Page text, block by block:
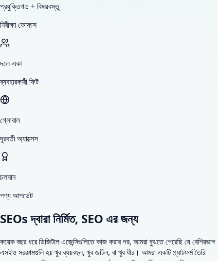
প্রযুক্তিগত + বিষয়বস্তু
নিরীক্ষা ফোকাস
দলে একা
ব্যবহারকারী ফিট
গ্লোবাল
দূরবর্তী অ্যাক্সেস
চলমান
পণ্য আপডেট
SEOs দ্বারা নির্মিত, SEO এর জন্য
কয়েক বছর ধরে ডিজিটাল এজেন্সিগুলিতে কাজ করার পর, আমরা বুঝতে পেরেছি যে বেশিরভাগ
এসইও সরঞ্জামগুলি হয় খুব ব্যয়বহুল, খুব জটিল, বা খুব ধীর। আমরা একটি প্ল্যাটফর্ম তৈরি